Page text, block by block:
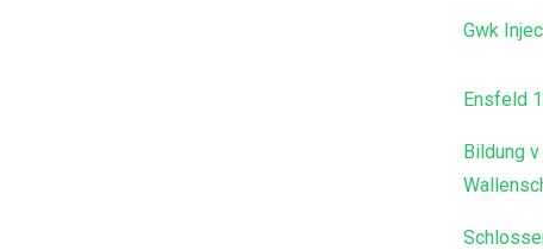
Gwk
Ensfeld
Bildung